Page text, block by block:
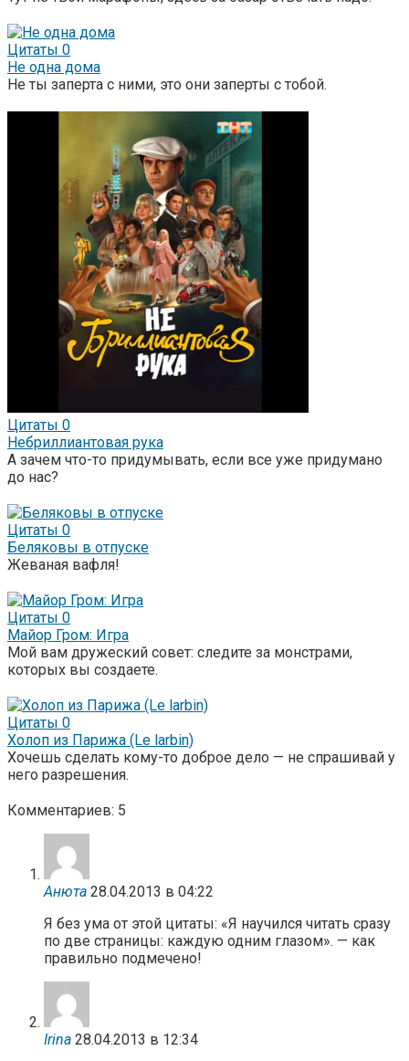
Цитаты 0
Не одна дома
Не ты заперта с ними, это они заперты с тобой.
Цитаты 0
Небриллиантовая рука
А зачем что-то придумывать, если все уже придумано
до нас?
Цитаты 0
Беляковы в отпуске
Жеваная вафля!
Цитаты 0
Майор Гром: Игра
Мой вам дружеский совет: следите за монстрами,
которых вы создаете.
Цитаты 0
Холоп из Парижа (Le larbin)
Хочешь сделать кому-то доброе дело — не спрашивай у
него разрешения.
Комментариев: 5
Анюта 28.04.2013 в 04:22
Я без ума от этой цитаты: «Я научился читать сразу
по две страницы: каждую одним глазом». — как
правильно подмечено!
Irina 28.04.2013 в 12:34